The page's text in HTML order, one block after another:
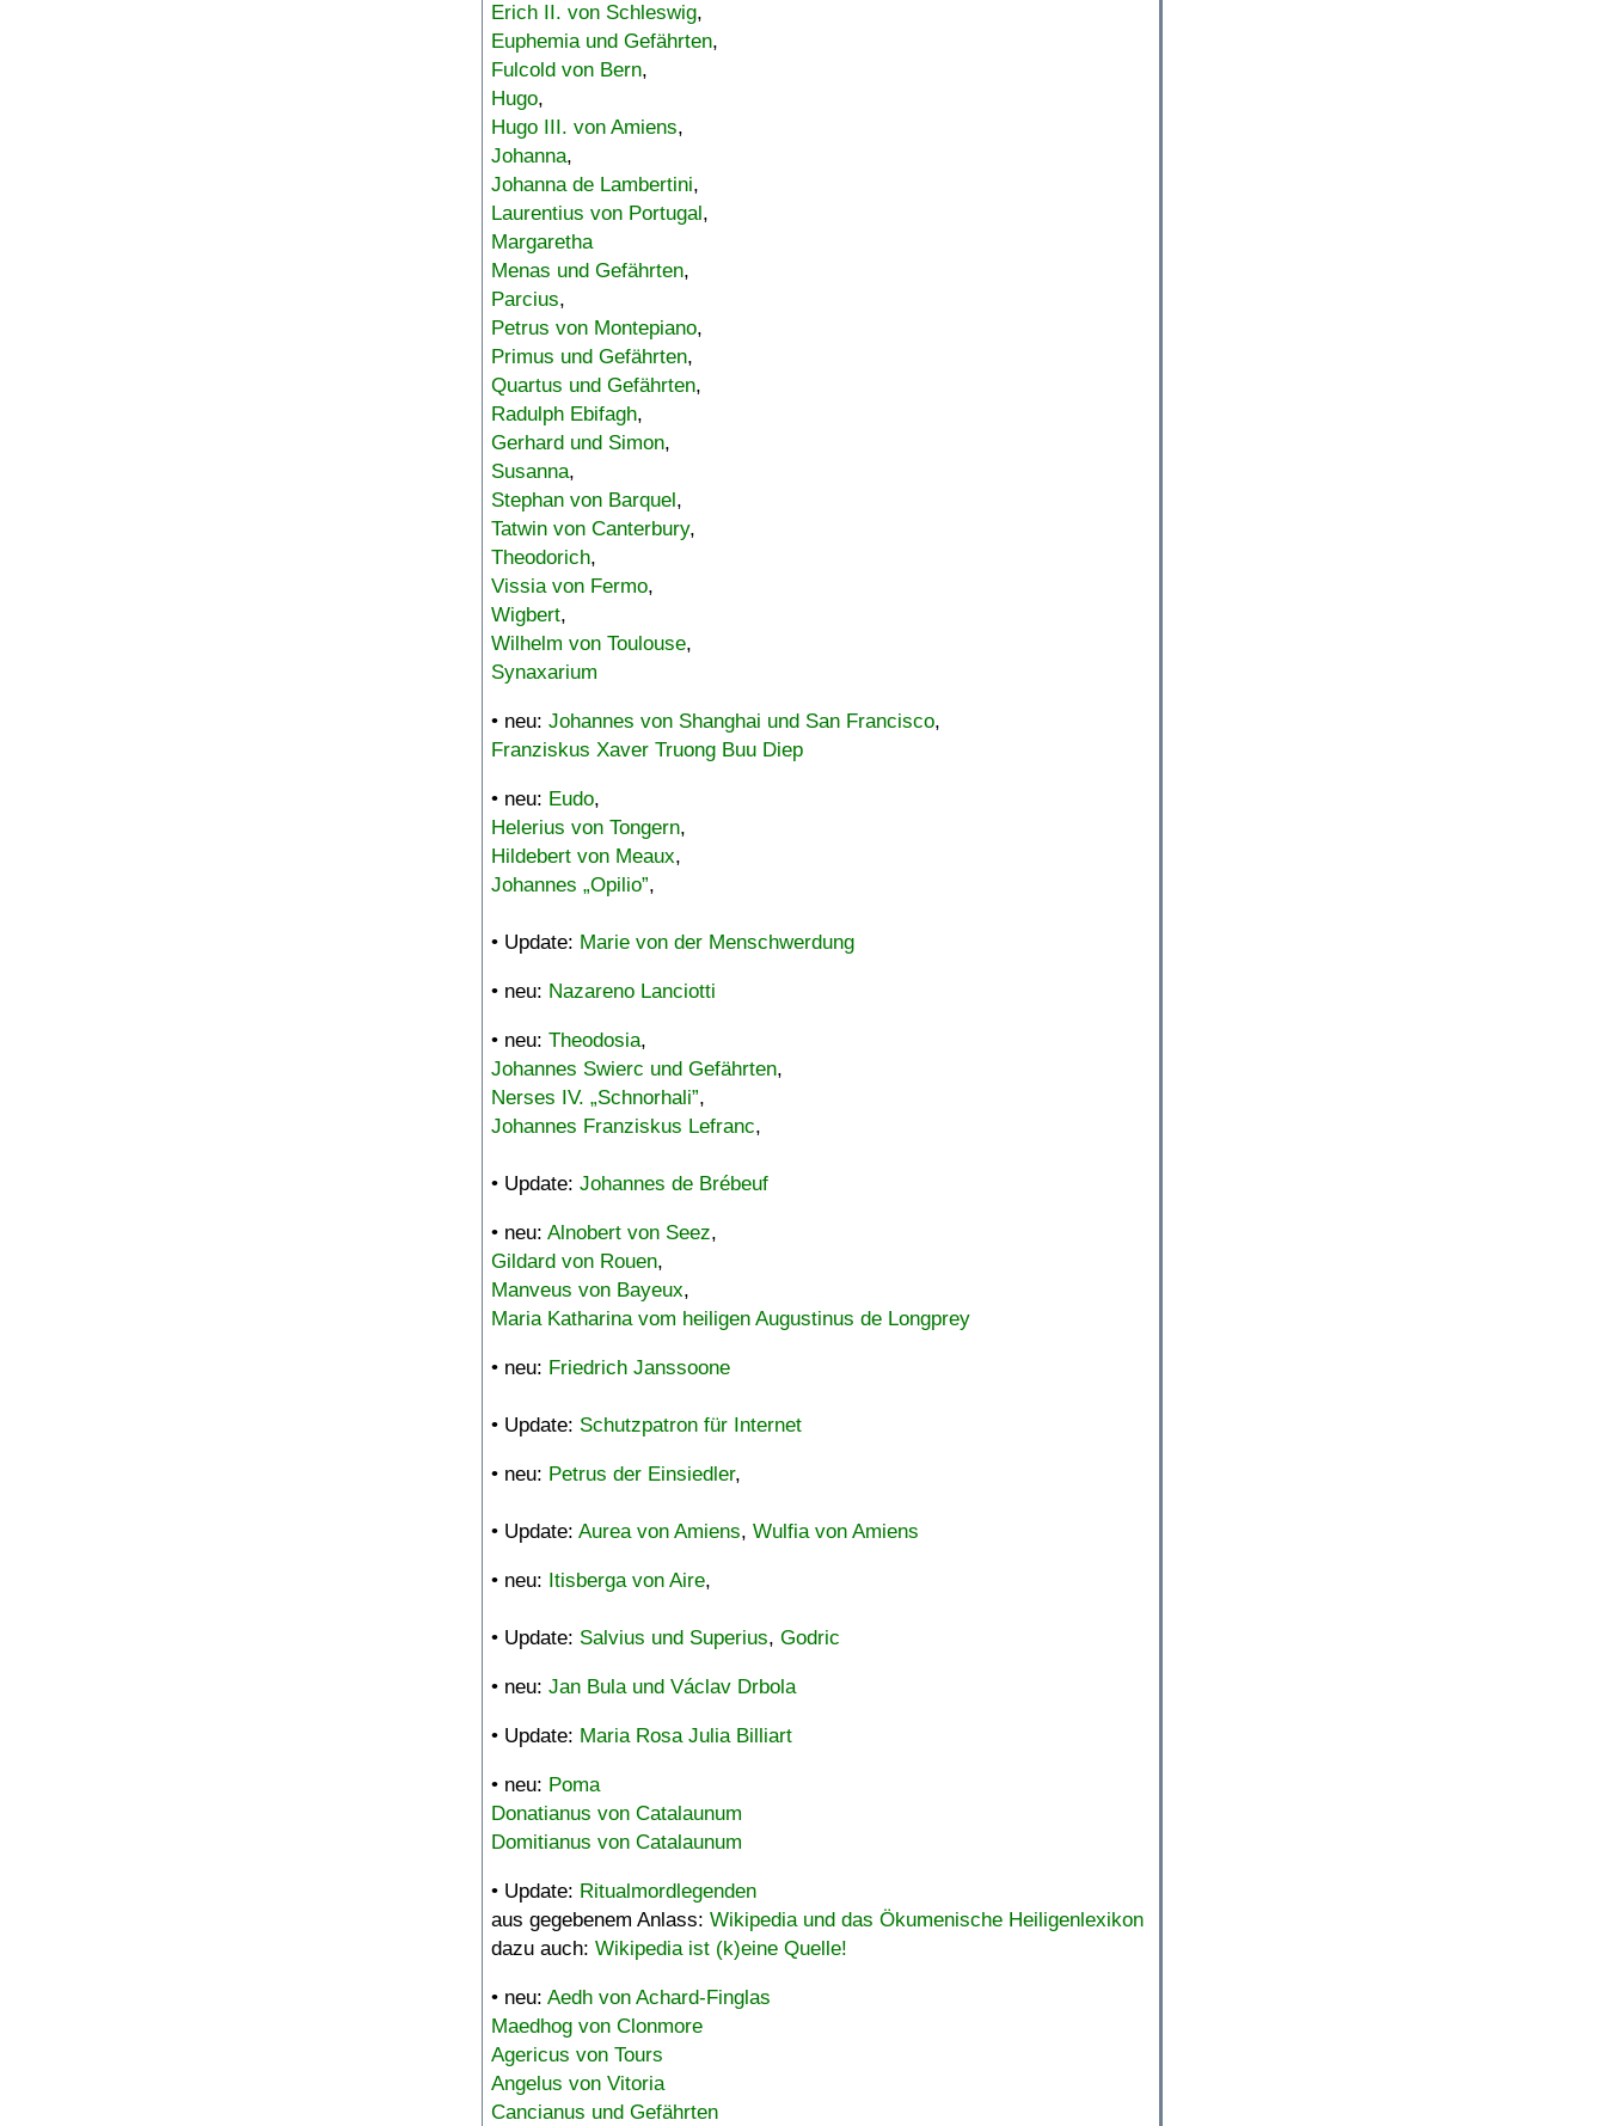
Erich II. von Schleswig,
Euphemia und Gefährten,
Fulcold von Bern,
Hugo,
Hugo III. von Amiens,
Johanna,
Johanna de Lambertini,
Laurentius von Portugal,
Margaretha
Menas und Gefährten,
Parcius,
Petrus von Montepiano,
Primus und Gefährten,
Quartus und Gefährten,
Radulph Ebifagh,
Gerhard und Simon,
Susanna,
Stephan von Barquel,
Tatwin von Canterbury,
Theodorich,
Vissia von Fermo,
Wigbert,
Wilhelm von Toulouse,
Synaxarium
• neu: Johannes von Shanghai und San Francisco,
Franziskus Xaver Truong Buu Diep
• neu: Eudo,
Helerius von Tongern,
Hildebert von Meaux,
Johannes „Opilio”,
• Update: Marie von der Menschwerdung
• neu: Nazareno Lanciotti
• neu: Theodosia,
Johannes Swierc und Gefährten,
Nerses IV. „Schnorhali”,
Johannes Franziskus Lefranc,
• Update: Johannes de Brébeuf
• neu: Alnobert von Seez,
Gildard von Rouen,
Manveus von Bayeux,
Maria Katharina vom heiligen Augustinus de Longprey
• neu: Friedrich Janssoone
• Update: Schutzpatron für Internet
• neu: Petrus der Einsiedler,
• Update: Aurea von Amiens, Wulfia von Amiens
• neu: Itisberga von Aire,
• Update: Salvius und Superius, Godric
• neu: Jan Bula und Václav Drbola
• Update: Maria Rosa Julia Billiart
• neu: Poma
Donatianus von Catalaunum
Domitianus von Catalaunum
• Update: Ritualmordlegenden
aus gegebenem Anlass: Wikipedia und das Ökumenische Heiligenlexikon
dazu auch: Wikipedia ist (k)eine Quelle!
• neu: Aedh von Achard-Finglas
Maedhog von Clonmore
Agericus von Tours
Angelus von Vitoria
Cancianus und Gefährten